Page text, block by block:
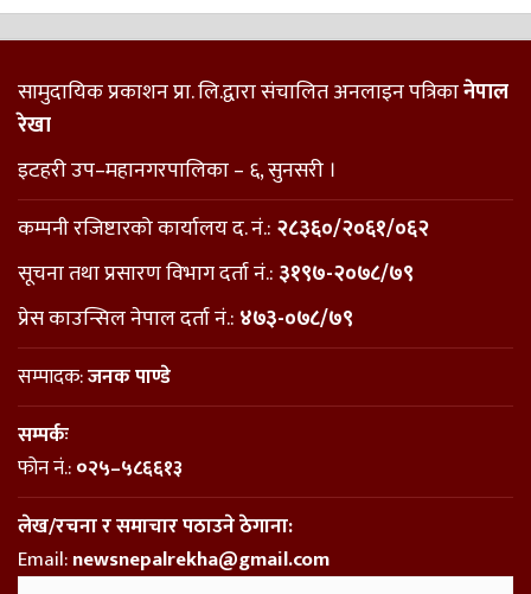
सामुदायिक प्रकाशन प्रा. लि.द्वारा संचालित अनलाइन पत्रिकानेपाल
रेखा
इटहरी उप–महानगरपालिका – ६, सुनसरी ।
कम्पनी रजिष्टारको कार्यालय द. नं.: २८३६०/२०६१/०६२
सूचना तथा प्रसारण विभाग दर्ता नं.: ३१९७-२०७८/७९
प्रेस काउन्सिल नेपाल दर्ता नं.: ४७३-०७८/७९
सम्पादक:जनक पाण्डे
सम्पर्कः
फोन नं.:०२५–५८६६१३
लेख/रचना र समाचार पठाउने ठेगाना:
Email:newsnepalrekha@gmail.com